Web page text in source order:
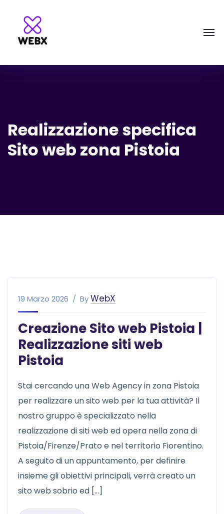
Realizzazione specifica
Sito web zona Pistoia
19 Marzo 2026 ByWebX
Creazione Sito web Pistoia |
Realizzazione siti web
Pistoia
Stai cercando una Web Agency in zona Pistoia
per realizzare un sito web per la tua attività? Il
nostro gruppo è specializzato nella
realizzazione di siti web ed opera nella zona di
Pistoia/Firenze/Prato e nel territorio Fiorentino.
A seguito di un appuntamento, per definire
insieme gli obiettivi principali, verrà creato un
sito web sobrio ed […]